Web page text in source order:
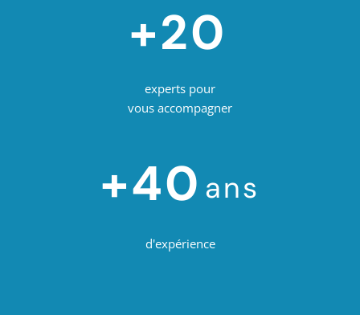
+20
experts pour
vous accompagner
+40 ans
d'expérience